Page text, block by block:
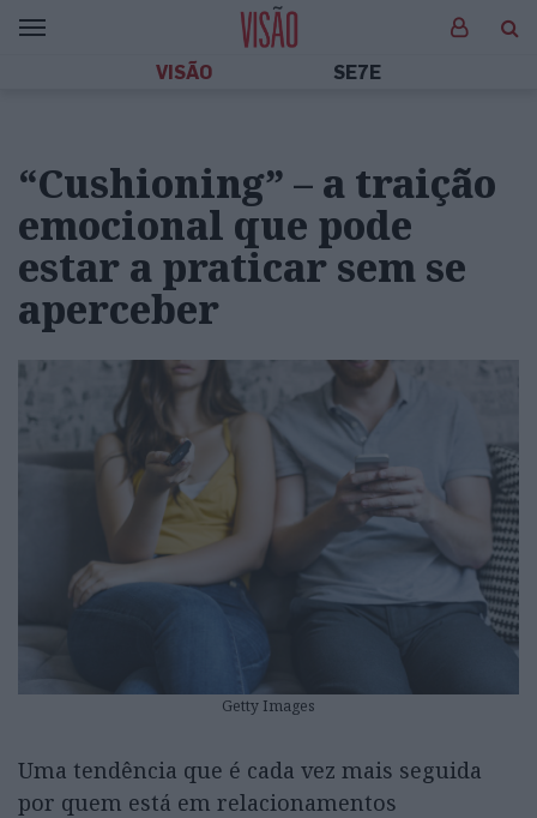
VISÃO SE7E
“Cushioning” – a traição
emocional que pode
estar a praticar sem se
aperceber
Getty Images
Uma tendência que é cada vez mais seguida
por quem está em relacionamentos